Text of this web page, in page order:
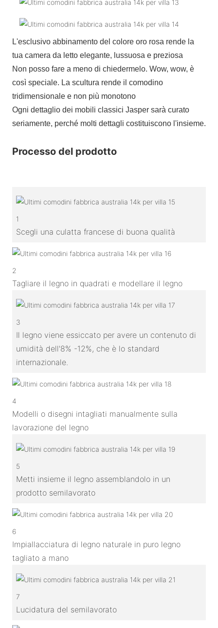
L'esclusivo abbinamento del colore oro rosa rende la
tua camera da letto elegante, lussuosa e preziosa
Non posso fare a meno di chiedermelo. Wow, wow, è
così speciale. La scultura rende il comodino
tridimensionale e non più monotono
Ogni dettaglio dei mobili classici Jasper sarà curato
seriamente, perché molti dettagli costituiscono l'insieme.
Processo del prodotto
1
Scegli una culatta francese di buona qualità
2
Tagliare il legno in quadrati e modellare il legno
3
Il legno viene essiccato per avere un contenuto di
umidità dell'8% -12%, che è lo standard
internazionale.
4
Modelli o disegni intagliati manualmente sulla
lavorazione del legno
5
Metti insieme il legno assemblandolo in un
prodotto semilavorato
6
Impiallacciatura di legno naturale in puro legno
tagliato a mano
7
Lucidatura del semilavorato